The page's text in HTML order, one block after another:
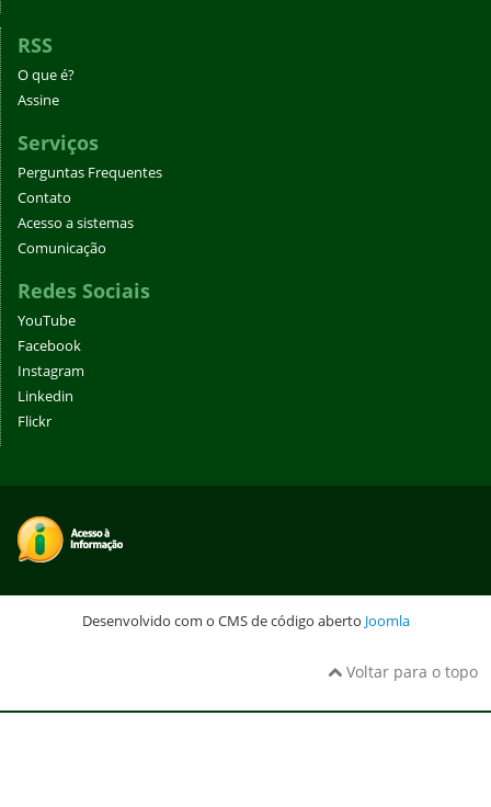
RSS
O que é?
Assine
Serviços
Perguntas Frequentes
Contato
Acesso a sistemas
Comunicação
Redes Sociais
YouTube
Facebook
Instagram
Linkedin
Flickr
Desenvolvido com o CMS de código aberto Joomla
Voltar para o topo